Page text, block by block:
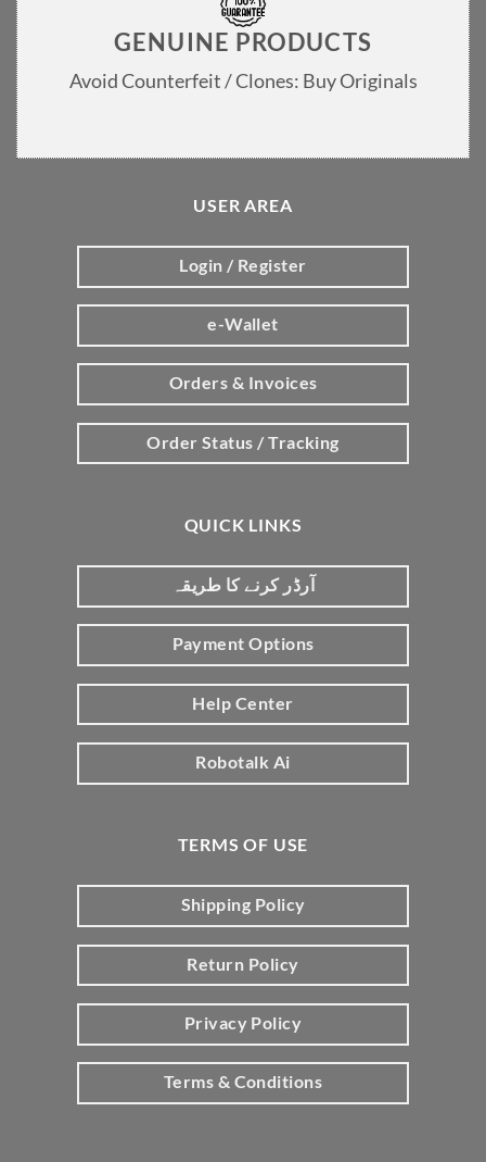
GENUINE PRODUCTS
Avoid Counterfeit / Clones: Buy Originals
USER AREA
Login / Register
e-Wallet
Orders & Invoices
Order Status / Tracking
QUICK LINKS
آرڈر کرنے کا طریقہ
Payment Options
Help Center
Robotalk Ai
TERMS OF USE
Shipping Policy
Return Policy
Privacy Policy
Terms & Conditions